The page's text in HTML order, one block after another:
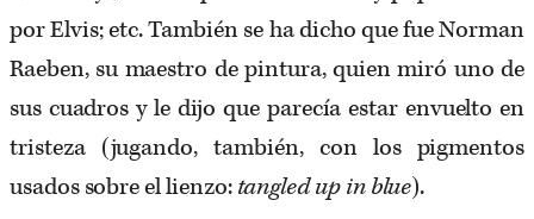
por Elvis; etc. También se ha dicho que fue Norman
Raeben, su maestro de pintura, quien miró uno de
sus cuadros y le dijo que parecía estar envuelto en
tristeza (jugando, también, con los pigmentos
usados sobre el lienzo:tangled up in blue).